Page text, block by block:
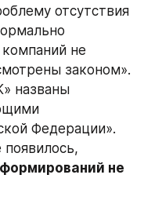
отсутствия
не
законом».
названы
Федерации».
не